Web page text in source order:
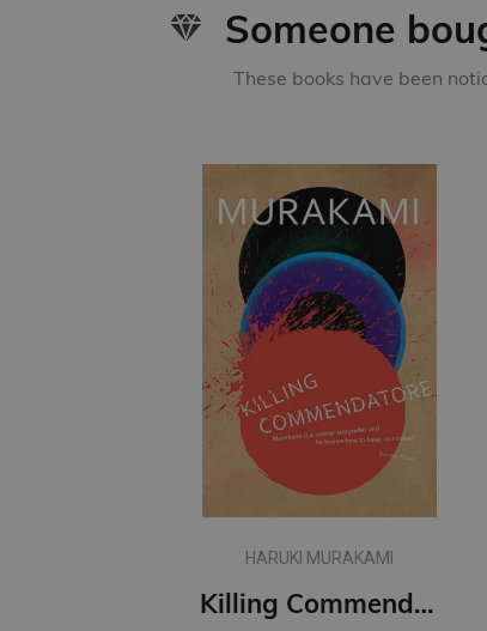
Someone
These books have been
HARUKI MURAKAMI
Killing Commendatore